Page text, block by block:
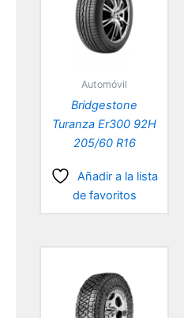
Automóvil
Bridgestone
Turanza Er300 92H
205/60 R16
Añadir a la lista
de favoritos